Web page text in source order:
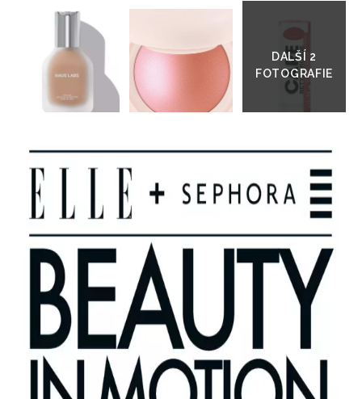
do
galerie